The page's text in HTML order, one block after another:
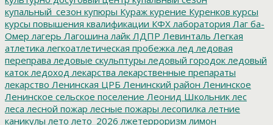
купальный_сезон купюры Кураж курение Куренков курсы
курсы повышения квалификации КФХ лаборатория Лаг ба-
Омер лагерь Лагошина лайк ЛДПР Левинталь Легкая
атлетика легкоатлетическая пробежка лед ледовая
переправа ледовые скульптуры ледовый городок ледовый
каток ледоход лекарства лекарственные препараты
лекарство Ленинская ЦРБ Ленинский район Ленинское
Ленинское сельское поселение Леонид Школьник лес
леса лесной пожар лесные пожары лесопилка летние
каникулы лето лето_2026 лжетерроризм лимон